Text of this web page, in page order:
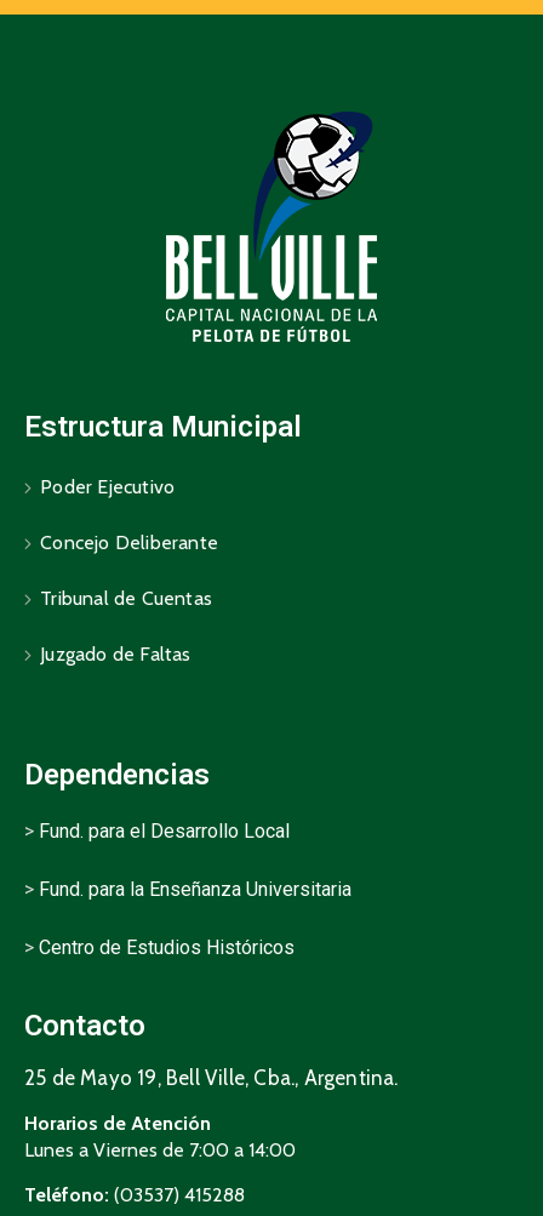
Estructura Municipal
Poder Ejecutivo
Concejo Deliberante
Tribunal de Cuentas
Juzgado de Faltas
Dependencias
> Fund. para el Desarrollo Local
> Fund. para la Enseñanza Universitaria
> Centro de Estudios Históricos
Contacto
25 de Mayo 19, Bell Ville, Cba., Argentina.
Horarios de Atención
Lunes a Viernes de 7:00 a 14:00
Teléfono: (03537) 415288